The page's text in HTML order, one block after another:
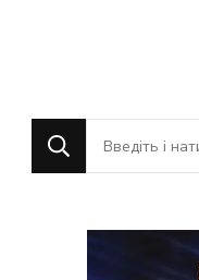
Шукаєте
щось?